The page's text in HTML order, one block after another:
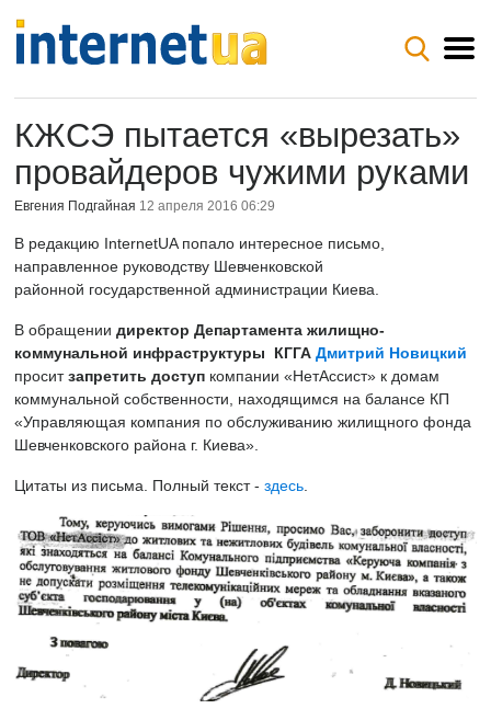
КЖСЭ пытается «вырезать»
провайдеров чужими руками
Евгения Подгайная 12 апреля 2016 06:29
В редакцию InternetUA попало интересное письмо,
направленное руководству Шевченковской
районной государственной администрации Киева.
В обращении директор Департамента жилищно-
коммунальной инфраструктуры КГГА Дмитрий Новицкий
проситзапретить доступ компании «НетАссист» к домам
коммунальной собственности, находящимся на балансе КП
«Управляющая компания по обслуживанию жилищного фонда
Шевченковского района г. Киева».
Цитаты из письма. Полный текст - здесь